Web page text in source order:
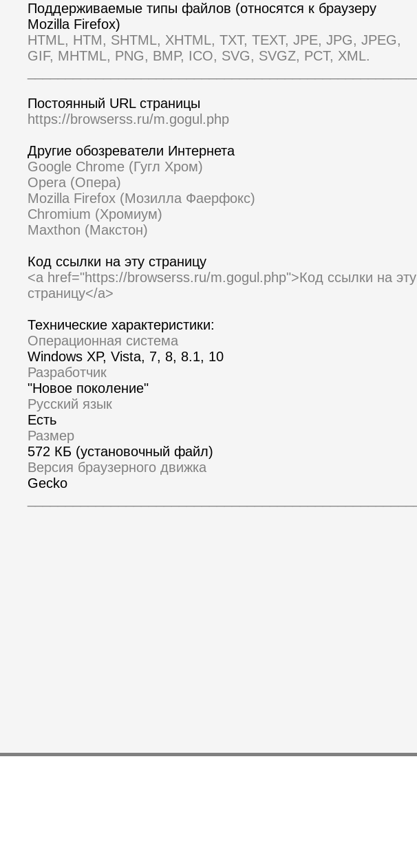
Поддерживаемые типы файлов (относятся к браузеру
Mozilla Firefox)
HTML, HTM, SHTML, XHTML, TXT, TEXT, JPE, JPG, JPEG,
GIF, MHTML, PNG, BMP, ICO, SVG, SVGZ, PCT, XML.
Постоянный URL страницы
https://browserss.ru/m.gogul.php
Другие обозреватели Интернета
Google Chrome (Гугл Хром)
Opera (Опера)
Mozilla Firefox (Мозилла Фаерфокс)
Chromium (Хромиум)
Maxthon (Макстон)
Код ссылки на эту страницу
<a href="https://browserss.ru/m.gogul.php">Код ссылки на эту
страницу</a>
Технические характеристики:
Операционная система
Windows XP, Vista, 7, 8, 8.1, 10
Разработчик
"Новое поколение"
Русский язык
Есть
Размер
572 КБ (установочный файл)
Версия браузерного движка
Gecko